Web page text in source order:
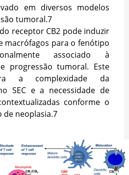
em diversos modelos
tumoral.7
receptor CB2 pode induzir
macrófagos para o fenótipo
associado à
progressão tumoral. Este
a complexidade da
SEC e a necessidade de
conforme o
de neoplasia.7